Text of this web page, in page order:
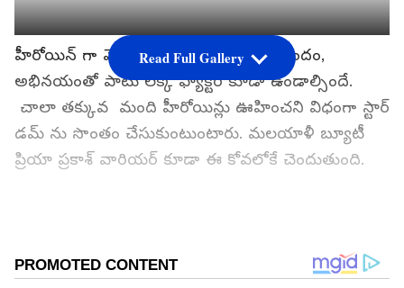
హీరోయిన్ గా వెండితెరపై అలరించాలంటే అందం,
అభినయంతో పాటు లక్క ఫ్యాక్టర్ కూడా ఉండాల్సిందే.
చాలా తక్కువ మంది హీరోయిన్లు ఊహించని విధంగా స్టార్
డమ్ ను సొంతం చేసుకుంటుంటారు. మలయాళీ బ్యూటీ
ప్రియా ప్రకాశ్ వారియర్ కూడా ఈ కోవలోకే చెందుతుంది.
ను మీ ఫ్రిఫర్డ్ సోర్స్ గా ఎంచుకోండి
Read Full Gallery